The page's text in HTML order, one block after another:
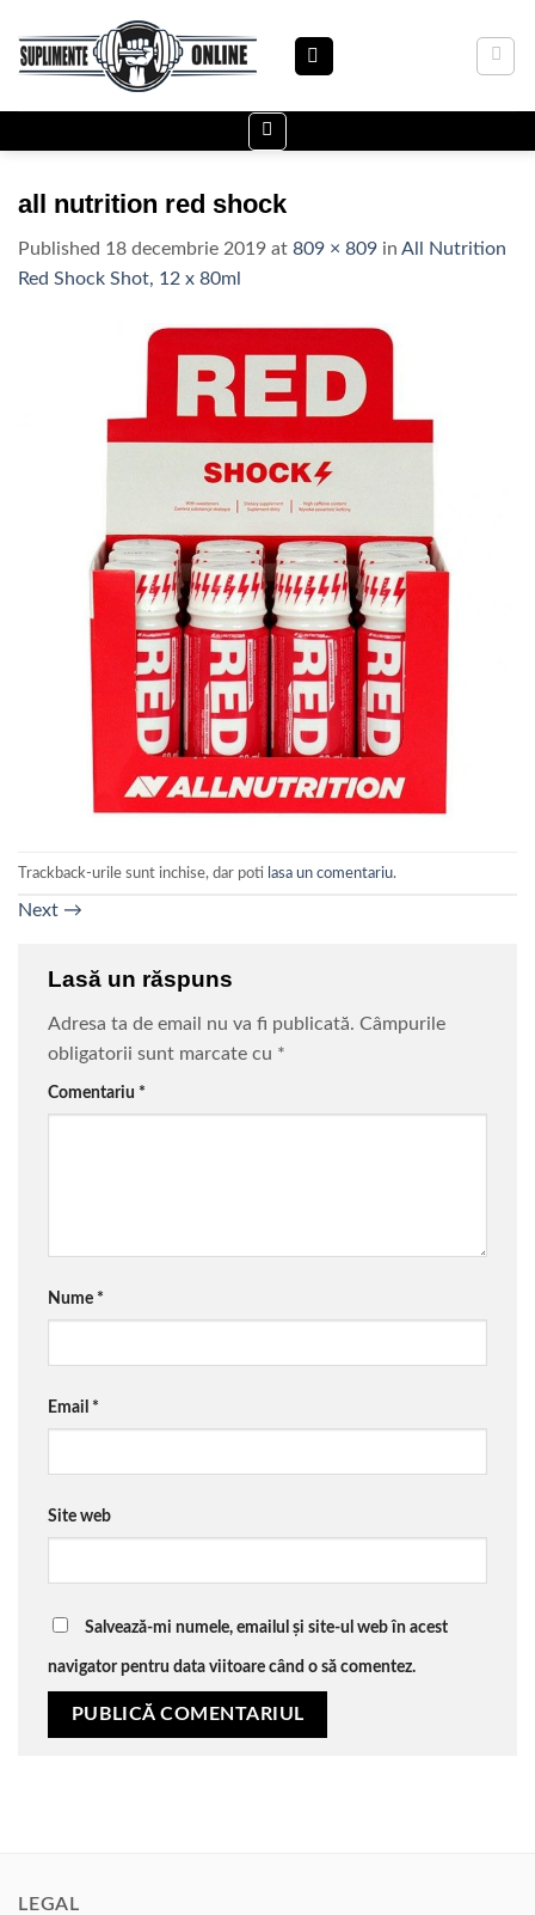
content
all nutrition red shock
Published 18 decembrie 2019 at 809 × 809 in All Nutrition
Red Shock Shot, 12 x 80ml
Trackback-urile sunt inchise, dar poti lasa un comentariu.
Next →
Lasă un răspuns
Adresa ta de email nu va fi publicată. Câmpurile
obligatorii sunt marcate cu *
Comentariu *
Nume *
Email *
Site web
Salvează-mi numele, emailul și site-ul web în acest
navigator pentru data viitoare când o să comentez.
LEGAL